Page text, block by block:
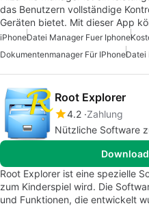
das Benutzern vollständige
Geräten bietet. Mit dieser App
iPhoneDatei Manager Fuer Iphone
Dokumentenmanager Für IPhoneDatei
Root Explorer
4.2 Zahlung
Nützliche Software
Root Explorer ist eine spezielle
zum Kinderspiel wird. Die
und Funktionen, die entwickelt